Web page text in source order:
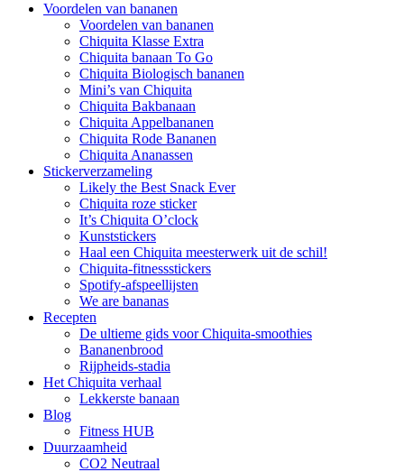
Voordelen van bananen
Voordelen van bananen
Chiquita Klasse Extra
Chiquita banaan To Go
Chiquita Biologisch bananen
Mini’s van Chiquita
Chiquita Bakbanaan
Chiquita Appelbananen
Chiquita Rode Bananen
Chiquita Ananassen
Stickerverzameling
Likely the Best Snack Ever
Chiquita roze sticker
It’s Chiquita O’clock
Kunststickers
Haal een Chiquita meesterwerk uit de schil!
Chiquita-fitnessstickers
Spotify-afspeellijsten
We are bananas
Recepten
De ultieme gids voor Chiquita-smoothies
Bananenbrood
Rijpheids-stadia
Het Chiquita verhaal
Lekkerste banaan
Blog
Fitness HUB
Duurzaamheid
CO2 Neutraal